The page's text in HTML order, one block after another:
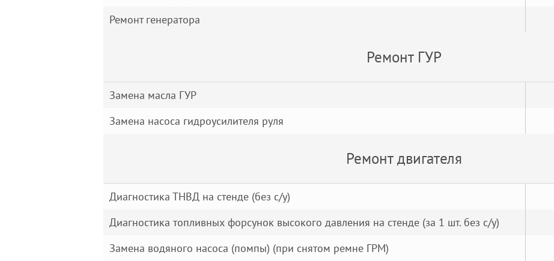
Ремонт генератора
Ремонт ГУР
Замена масла ГУР
Замена насоса гидроусилителя руля
Ремонт двигателя
Диагностика ТНВД на стенде (без с/у)
Диагностика топливных форсунок высокого давления на стенде (за 1 шт. без с/у)
Замена водяного насоса (помпы) (при снятом ремне ГРМ)